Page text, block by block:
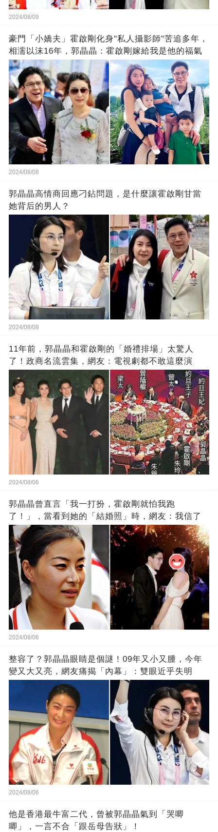
2024/08/09
豪門「小嬌夫」霍啟剛化身"私人攝影師"苦追多年，
相濡以沫16年，郭晶晶：霍啟剛嫁給我是他的福氣
2024/08/08
郭晶晶高情商回應刁鉆問題，是什麼讓霍啟剛甘當
她背后的男人？
2024/08/08
11年前，郭晶晶和霍啟剛的「婚禮排場」太驚人
了！政商名流雲集，網友：電視劇都不敢這麼演
2024/08/06
郭晶晶曾直言「我一打扮，霍啟剛就怕我跑
了！」，當看到她的「結婚照」時，網友：我信了
2024/08/06
整容了？郭晶晶眼睛是個謎！09年又小又腫，今年
變又大又亮，網友痛揭「內幕」：雙眼近乎失明
2024/08/06
他是香港最牛富二代，曾被郭晶晶氣到「哭唧
唧」，一言不合「跟岳母告狀」！